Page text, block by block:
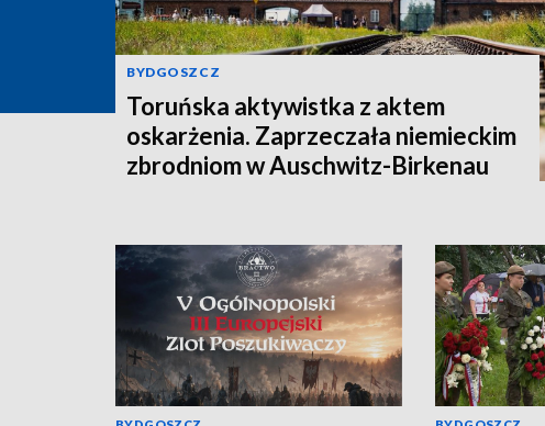
BYDGOSZCZ
Toruńska aktywistka z aktem
oskarżenia. Zaprzeczała niemieckim
zbrodniom w Auschwitz-Birkenau